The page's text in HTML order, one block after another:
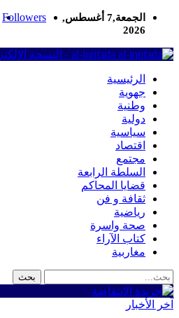
Followers
الجمعة,7 أغسطس,
2026
al-intifada - النسخة الإلكترونية لجريدة الانتفاضة
الرئيسية
جهوية
وطنية
دولية
سياسية
اقتصاد
مجتمع
السلطة الرابعة
قضايا المحاكم
ثقافة و فن
رياضية
صحة واسرة
كتاب الآراء
مغاربية
آخر الأخبار